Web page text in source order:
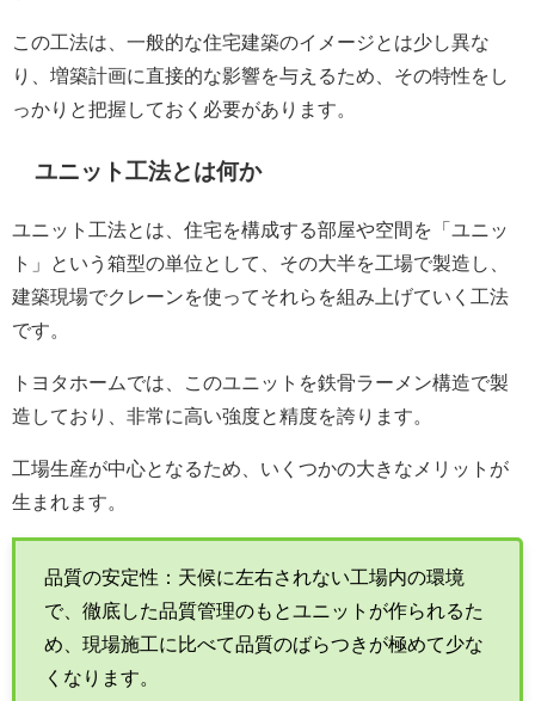
この工法は、一般的な住宅建築のイメージとは少し異な
り、増築計画に直接的な影響を与えるため、その特性をし
っかりと把握しておく必要があります。
ユニット工法とは何か
ユニット工法とは、住宅を構成する部屋や空間を「ユニッ
ト」という箱型の単位として、その大半を工場で製造し、
建築現場でクレーンを使ってそれらを組み上げていく工法
です。
トヨタホームでは、このユニットを鉄骨ラーメン構造で製
造しており、非常に高い強度と精度を誇ります。
工場生産が中心となるため、いくつかの大きなメリットが
生まれます。
品質の安定性：天候に左右されない工場内の環境
で、徹底した品質管理のもとユニットが作られるた
め、現場施工に比べて品質のばらつきが極めて少な
くなります。